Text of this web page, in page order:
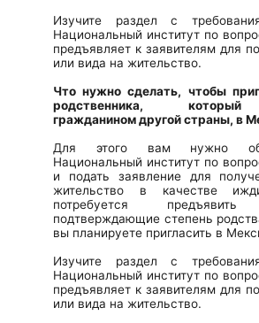
Изучите раздел с
Национальный институт по
предъявляет к заявителям для
или вида на жительство.
Что нужно сделать, чтобы
родственника,
гражданином другой страны, в
Для этого вам нужно
Национальный институт по
и подать заявление для
жительство в качестве
потребуется предъявить
подтверждающие степень
вы планируете пригласить в
Изучите раздел с
Национальный институт по
предъявляет к заявителям для
или вида на жительство.